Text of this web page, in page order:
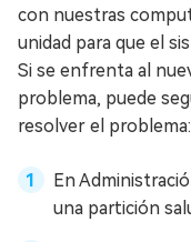
con nuestras
unidad para que el
Si se enfrenta al
problema, puede
resolver el problema:
En
una partición